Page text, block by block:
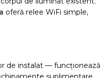
oferă relee WiFi simple,
de instalat — funcționează